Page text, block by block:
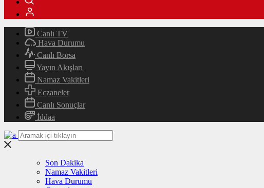
Canlı TV
Hava Durumu
Canlı Borsa
Yayın Akışları
Namaz Vakitleri
Eczaneler
Canlı Sonuçlar
İddaa
Son Dakika
Namaz Vakitleri
Hava Durumu